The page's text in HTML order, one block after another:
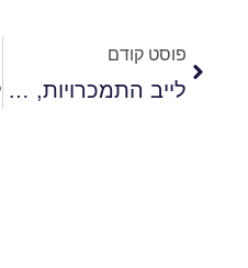
פוסט קודם
לייב התמכרויות, טראומה ואזורי צל